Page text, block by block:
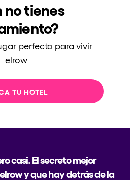
nosotros?
no tienes
perfecto para vivir
elrow
TU HOTEL
casi. El secreto mejor
y que hay detrás de la